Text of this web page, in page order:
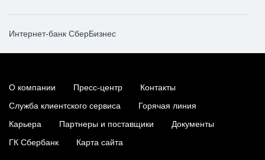
Интернет-банк СберБизнес
О компании Пресс-центр
Контакты
Служба клиентского сервиса
Горячая линия
Карьера
Партнеры и поставщики
Документы
ГК Сбербанк
Карта сайта